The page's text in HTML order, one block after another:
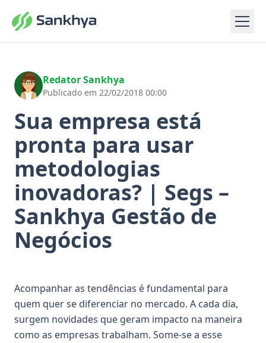
Redator Sankhya
Publicado em 22/02/2018 00:00
Sua empresa está
pronta para usar
metodologias
inovadoras? | Segs –
Sankhya Gestão de
Negócios
Acompanhar as tendências é fundamental para
quem quer se diferenciar no mercado. A cada dia,
surgem novidades que geram impacto na maneira
como as empresas trabalham. Some-se a esse